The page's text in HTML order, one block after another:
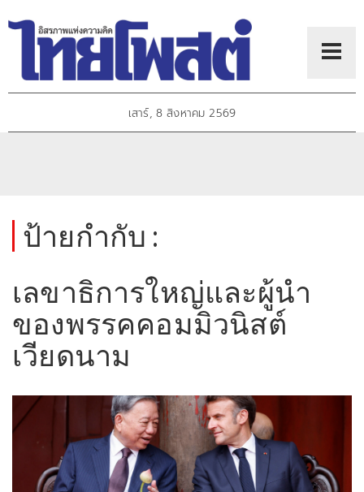
เสาร์, 8 สิงหาคม 2569
ป้ายกำกับ :
เลขาธิการใหญ่และผู้นำ
ของพรรคคอมมิวนิสต์
เวียดนาม